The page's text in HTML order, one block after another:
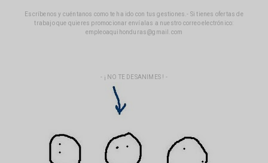
Escríbenos y cuéntanos como te ha ido con tus gestiones.- Si tienes ofertas de
trabajo que quieres promocionar envíalas a nuestro correo electrónico:
empleoaquihonduras@gmail.com
- ¡ NO TE DESANIMES ! -